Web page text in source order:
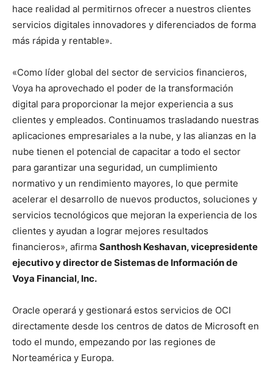
hace realidad al permitirnos ofrecer a nuestros clientes
servicios digitales innovadores y diferenciados de forma
más rápida y rentable».
«Como líder global del sector de servicios financieros,
Voya ha aprovechado el poder de la transformación
digital para proporcionar la mejor experiencia a sus
clientes y empleados. Continuamos trasladando nuestras
aplicaciones empresariales a la nube, y las alianzas en la
nube tienen el potencial de capacitar a todo el sector
para garantizar una seguridad, un cumplimiento
normativo y un rendimiento mayores, lo que permite
acelerar el desarrollo de nuevos productos, soluciones y
servicios tecnológicos que mejoran la experiencia de los
clientes y ayudan a lograr mejores resultados
financieros», afirma Santhosh Keshavan, vicepresidente
ejecutivo y director de Sistemas de Información de
Voya Financial, Inc.
Oracle operará y gestionará estos servicios de OCI
directamente desde los centros de datos de Microsoft en
todo el mundo, empezando por las regiones de
Norteamérica y Europa.